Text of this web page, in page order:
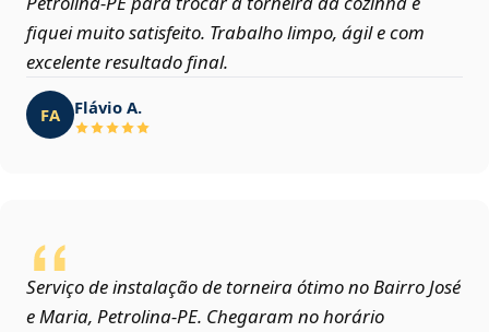
fiquei muito satisfeito. Trabalho limpo, ágil e com
excelente resultado final.
FA Flávio A.
Serviço de instalação de torneira ótimo no Bairro José
e Maria, Petrolina‑PE. Chegaram no horário